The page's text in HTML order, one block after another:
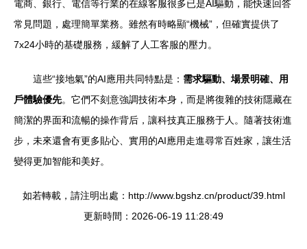
電商、銀行、電信等行業的在線客服很多已是AI驅動，能快速回答
常見問題，處理簡單業務。雖然有時略顯“機械”，但確實提供了
7x24小時的基礎服務，緩解了人工客服的壓力。
這些“接地氣”的AI應用共同特點是： 需求驅動、場景明確、用
戶體驗優先。它們不刻意強調技術本身，而是將復雜的技術隱藏在
簡潔的界面和流暢的操作背后，讓科技真正服務于人。隨著技術進
步，未來還會有更多貼心、實用的AI應用走進尋常百姓家，讓生活
變得更加智能和美好。
如若轉載，請注明出處：http://www.bgshz.cn/product/39.html
更新時間：2026-06-19 11:28:49